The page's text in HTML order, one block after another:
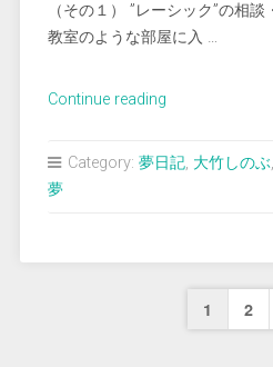
れ
る ”
（その１） ”レーシック”の相
教室のような部屋に入 …
Continue reading“＜
占
ー
Category: 夢日記, 大竹しのぶ,
夢
投
1 2